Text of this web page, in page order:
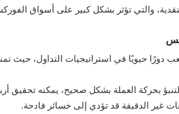
والتي تؤثر بشكل كبير على أسواق
دورًا حيويًا في استراتيجيات التداول، حيث
بحركة العملة بشكل صحيح، يمكنه تحقيق
غير الدقيقة قد تؤدي إلى خسائر فادحة.